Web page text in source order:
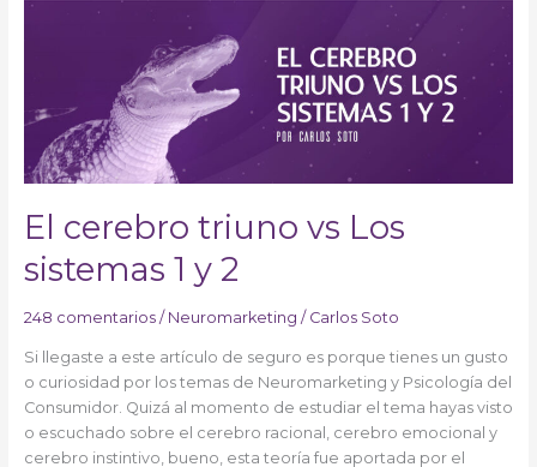
El cerebro triuno vs Los
sistemas 1 y 2
248 comentarios / Neuromarketing / Carlos Soto
Si llegaste a este artículo de seguro es porque tienes un gusto
o curiosidad por los temas de Neuromarketing y Psicología del
Consumidor. Quizá al momento de estudiar el tema hayas visto
o escuchado sobre el cerebro racional, cerebro emocional y
cerebro instintivo, bueno, esta teoría fue aportada por el
El
Los
sistemas
y
2